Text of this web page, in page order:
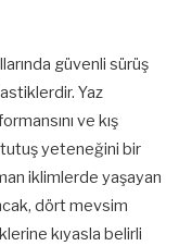
güvenli sürüş
Yaz
ve kış
tutuş yeteneğini bir
iklimlerde yaşayan
dört mevsim
kıyasla belirli